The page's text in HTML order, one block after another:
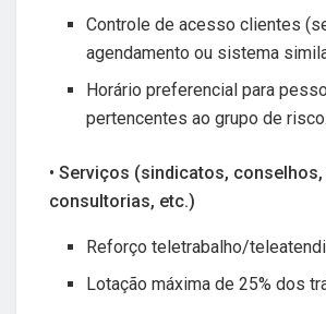
Controle de acesso clientes
agendamento ou sistema
Horário preferencial para
pertencentes ao grupo de risco.
• Serviços (sindicatos,
consultorias, etc.)
Reforço teletrabalho/
Lotação máxima de 25% dos